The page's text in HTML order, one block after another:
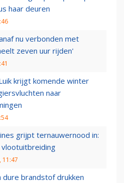
haar deuren
nu verbonden met
zeven uur rijden'
krijgt komende winter
naar
grijpt ternauwernood in:
11:47
dure brandstof drukken